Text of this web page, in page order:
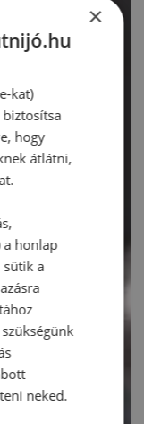
×
kat)
biztosítsa
hogy
átlátni,
a honlap
sütik a
neked.